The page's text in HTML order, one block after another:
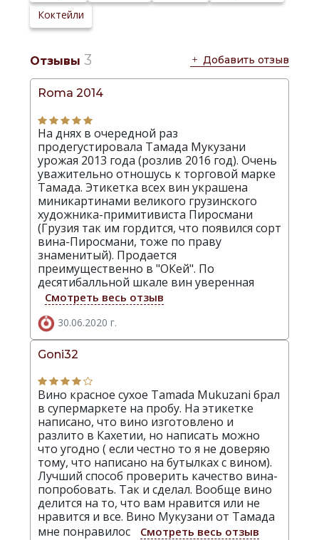
Коктейли
Отзывы 3 Добавить отзыв
Roma 2014
На днях в очередной раз
продегустировала Тамада Мукузани
урожая 2013 года (розлив 2016 год). Очень
уважительно отношусь к торговой марке
Тамада. Этикетка всех вин украшена
миникартинами великого грузинского
художника-примитивиста Пиросмани
(Грузия так им гордится, что появился сорт
вина-Пиросмани, тоже по праву
знаменитый). Продается
преимущественно в "ОКей". По
десятибалльной шкале вин уверенная
Смотреть весь отзыв
30.06.2020 г.
Goni32
Вино красное сухое Tamada Mukuzani брал
в супермаркете на пробу. На этикетке
написано, что вино изготовлено и
разлито в Кахетии, но написать можно
что угодно ( если честно то я не доверяю
тому, что написано на бутылках с вином).
Лучший способ проверить качество вина-
попробовать. Так и сделал. Вообще вино
делится на то, что вам нравится или не
нравится и все. Вино Мукузани от Тамада
мне понравилос
Смотреть весь отзыв